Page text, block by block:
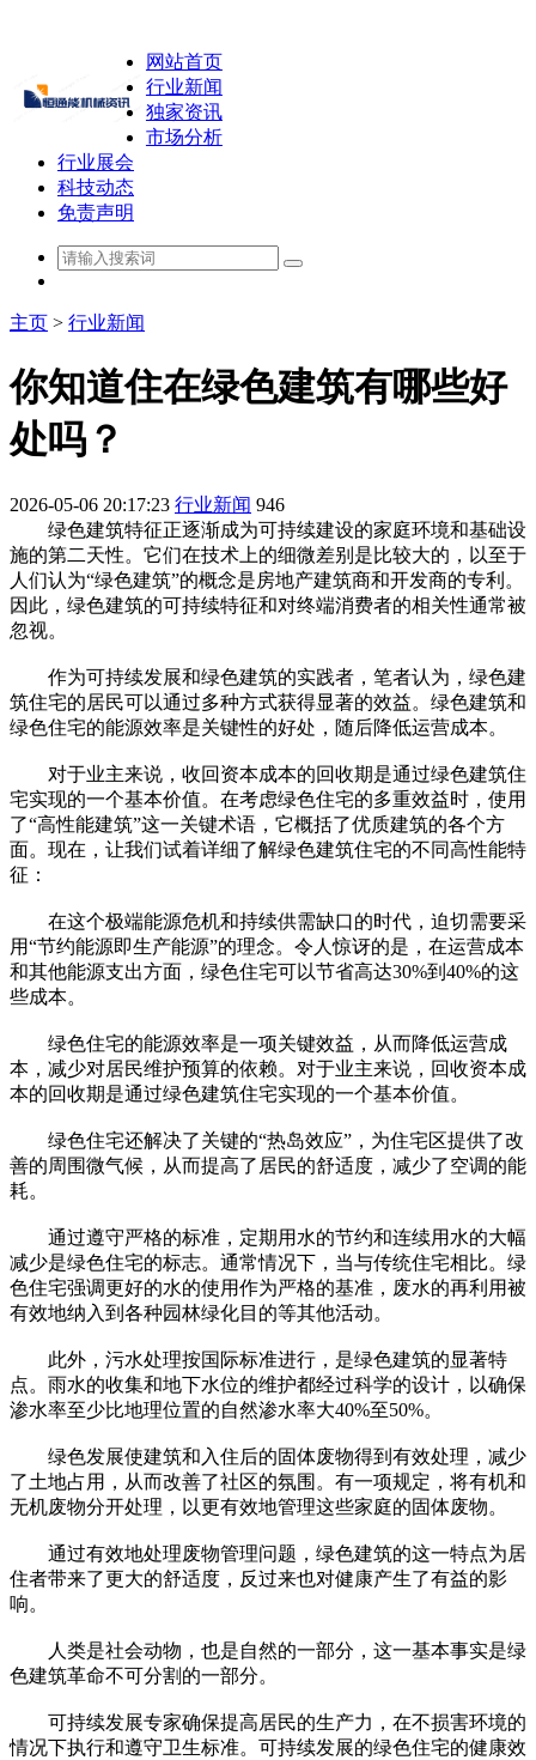
网站首页
行业新闻
独家资讯
市场分析
行业展会
科技动态
免责声明
主页 > 行业新闻
你知道住在绿色建筑有哪些好
处吗？
2026-05-06 20:17:23 行业新闻 946
绿色建筑特征正逐渐成为可持续建设的家庭环境和基础设
施的第二天性。它们在技术上的细微差别是比较大的，以至于
人们认为“绿色建筑”的概念是房地产建筑商和开发商的专利。
因此，绿色建筑的可持续特征和对终端消费者的相关性通常被
忽视。
作为可持续发展和绿色建筑的实践者，笔者认为，绿色建
筑住宅的居民可以通过多种方式获得显著的效益。绿色建筑和
绿色住宅的能源效率是关键性的好处，随后降低运营成本。
对于业主来说，收回资本成本的回收期是通过绿色建筑住
宅实现的一个基本价值。在考虑绿色住宅的多重效益时，使用
了“高性能建筑”这一关键术语，它概括了优质建筑的各个方
面。现在，让我们试着详细了解绿色建筑住宅的不同高性能特
征：
在这个极端能源危机和持续供需缺口的时代，迫切需要采
用“节约能源即生产能源”的理念。令人惊讶的是，在运营成本
和其他能源支出方面，绿色住宅可以节省高达30%到40%的这
些成本。
绿色住宅的能源效率是一项关键效益，从而降低运营成
本，减少对居民维护预算的依赖。对于业主来说，回收资本成
本的回收期是通过绿色建筑住宅实现的一个基本价值。
绿色住宅还解决了关键的“热岛效应”，为住宅区提供了改
善的周围微气候，从而提高了居民的舒适度，减少了空调的能
耗。
通过遵守严格的标准，定期用水的节约和连续用水的大幅
减少是绿色住宅的标志。通常情况下，当与传统住宅相比。绿
色住宅强调更好的水的使用作为严格的基准，废水的再利用被
有效地纳入到各种园林绿化目的等其他活动。
此外，污水处理按国际标准进行，是绿色建筑的显著特
点。雨水的收集和地下水位的维护都经过科学的设计，以确保
渗水率至少比地理位置的自然渗水率大40%至50%。
绿色发展使建筑和入住后的固体废物得到有效处理，减少
了土地占用，从而改善了社区的氛围。有一项规定，将有机和
无机废物分开处理，以更有效地管理这些家庭的固体废物。
通过有效地处理废物管理问题，绿色建筑的这一特点为居
住者带来了更大的舒适度，反过来也对健康产生了有益的影
响。
人类是社会动物，也是自然的一部分，这一基本事实是绿
色建筑革命不可分割的一部分。
可持续发展专家确保提高居民的生产力，在不损害环境的
情况下执行和遵守卫生标准。可持续发展的绿色住宅的健康效